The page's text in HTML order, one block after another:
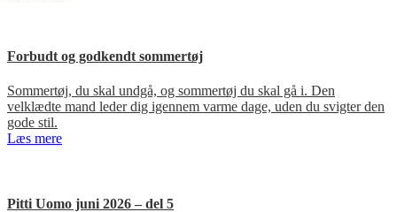
Forbudt og godkendt sommertøj
Sommertøj, du skal undgå, og sommertøj du skal gå i. Den
velklædte mand leder dig igennem varme dage, uden du svigter den
gode stil.
Læs mere
Pitti Uomo juni 2026 – del 5